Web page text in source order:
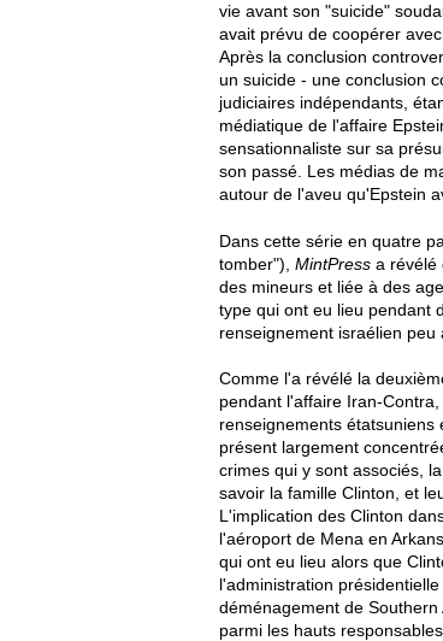
vie avant son "suicide"
avait prévu de coopérer
Après la conclusion
un suicide - une conclusion
judiciaires indépendants,
médiatique de l'affaire
sensationnaliste sur sa
son passé. Les médias de
autour de l'aveu qu'Epstein
Dans cette série en quatre
tomber"), MintPress a révélé
des mineurs et liée à des
type qui ont eu lieu pendant
renseignement israélien peu
Comme l'a révélé la
pendant l'affaire Iran-
renseignements étatsuniens
présent largement
crimes qui y sont associés,
savoir la famille Clinton, et
L'implication des Clinton
l'aéroport de Mena en
qui ont eu lieu alors que
l'administration
déménagement de
parmi les hauts